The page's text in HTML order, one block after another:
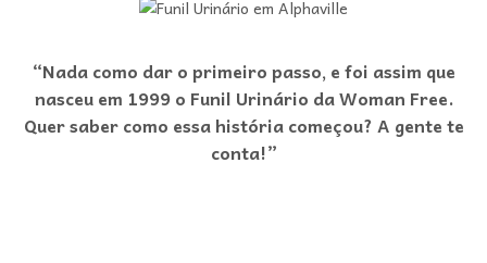
“Nada como dar o primeiro passo, e foi assim que
nasceu em 1999 o Funil Urinário da Woman Free.
Quer saber como essa história começou? A gente te
conta!”